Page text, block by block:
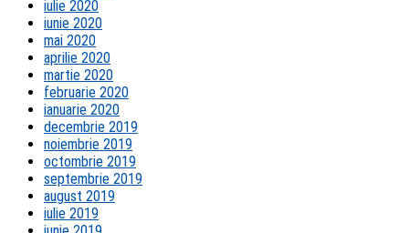
iulie 2020
iunie 2020
mai 2020
aprilie 2020
martie 2020
februarie 2020
ianuarie 2020
decembrie 2019
noiembrie 2019
octombrie 2019
septembrie 2019
august 2019
iulie 2019